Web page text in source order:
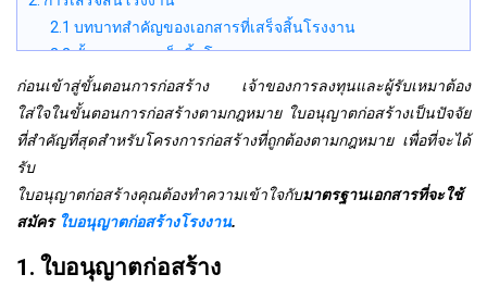
2.1 บทบาทสำคัญของเอกสารที่เสร็จสิ้นโรงงาน
2.2 ขั้นตอนการเสร็จสิ้นโรงงาน
ก่อนเข้าสู่ขั้นตอนการก่อสร้าง เจ้าของการลงทุนและผู้รับเหมาต้อง
ใส่ใจในขั้นตอนการก่อสร้างตามกฎหมาย ใบอนุญาตก่อสร้างเป็นปัจจัย
ที่สำคัญที่สุดสำหรับโครงการก่อสร้างที่ถูกต้องตามกฎหมาย เพื่อที่จะได้
รับ
ใบอนุญาตก่อสร้างคุณต้องทำความเข้าใจกับมาตรฐานเอกสารที่จะใช้
สมัคร ใบอนุญาตก่อสร้างโรงงาน.
1. ใบอนุญาตก่อสร้าง